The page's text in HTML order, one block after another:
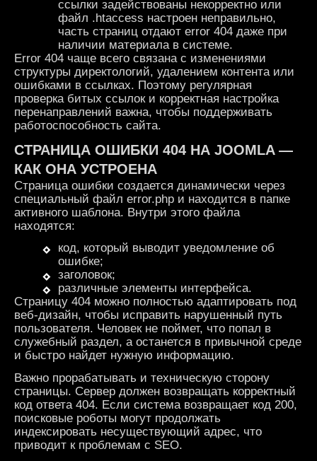
ссылки задействованы некорректно или
файл .htaccess настроен неправильно,
часть страниц отдают error 404 даже при
наличии материала в системе.
Error 404 чаще всего связана с изменениями
структуры директологий, удалением контента или
ошибками в ссылках. Поэтому регулярная
проверка битых ссылок и корректная настройка
перенаправлений важна, чтобы поддерживать
работоспособность сайта.
СТРАНИЦА ОШИБКИ 404 НА JOOMLA —
КАК ОНА УСТРОЕНА
Страница ошибки создается динамически через
специальный файл error.php и находится в папке
активного шаблона. Внутри этого файла
находятся:
код, который выводит уведомление об
ошибке;
заголовок;
различные элементы интерфейса.
Страницу 404 можно полностью адаптировать под
веб-дизайн, чтобы исправить нарушенный путь
пользователя. Человек не поймет, что попал в
служебный раздел, а останется в привычной среде
и быстро найдет нужную информацию.
Важно прорабатывать и техническую сторону
страницы. Сервер должен возвращать корректный
код ответа 404. Если система возвращает код 200,
поисковые роботы могут продолжать
индексировать несуществующий адрес, что
приводит к проблемам с SEO.